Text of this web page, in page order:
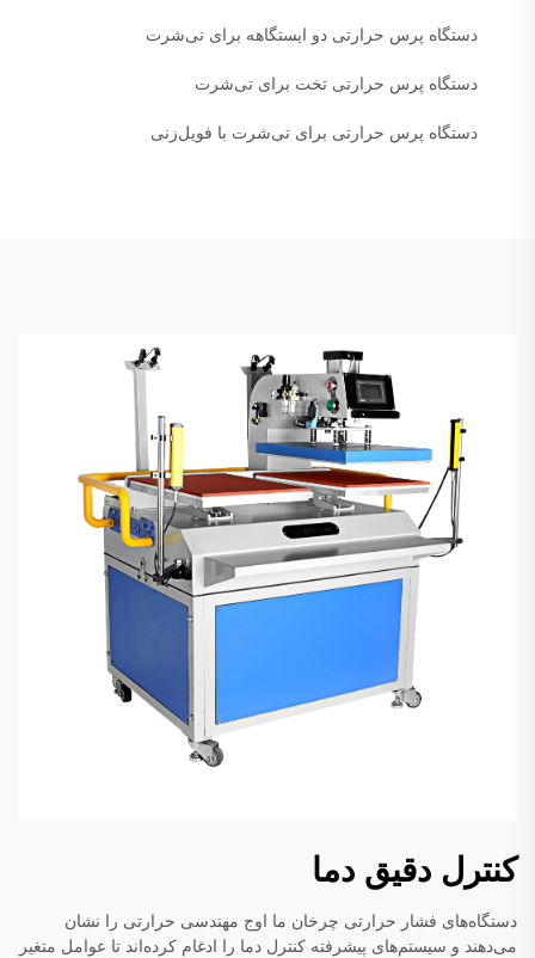
دستگاه پرس حرارتی دو ایستگاهه برای تی‌شرت
دستگاه پرس حرارتی تخت برای تی‌شرت
دستگاه پرس حرارتی برای تی‌شرت با فویل‌زنی
کنترل دقيق دما
دستگاه‌های فشار حرارتی چرخان ما اوج مهندسی حرارتی را نشان
می‌دهند و سیستم‌های پیشرفته کنترل دما را ادغام کرده‌اند تا عوامل متغیر